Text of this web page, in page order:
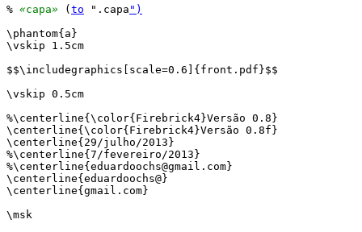
% «capa» ( to ".capa ")
\phantom{a}
\vskip 1.5cm
$$\includegraphics[scale=0.6]{front.pdf}$$
\vskip 0.5cm
%\centerline{\color{Firebrick4}Versão 0.8}
\centerline{\color{Firebrick4}Versão 0.8f}
\centerline{29/julho/2013}
%\centerline{7/fevereiro/2013}
%\centerline{eduardoochs@gmail.com}
\centerline{eduardoochs@}
\centerline{gmail.com}
\msk